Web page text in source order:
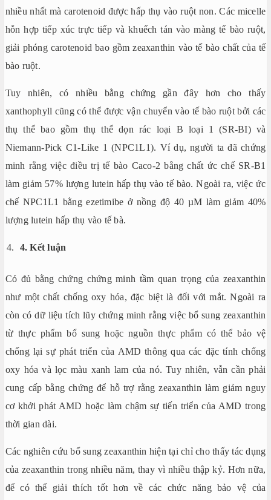
nhiều nhất mà carotenoid được hấp thụ vào ruột non. Các micelle
hỗn hợp tiếp xúc trực tiếp và khuếch tán vào màng tế bào ruột,
giải phóng carotenoid bao gồm zeaxanthin vào tế bào chất của tế
bào ruột.
Tuy nhiên, có nhiều bằng chứng gần đây hơn cho thấy
xanthophyll cũng có thể được vận chuyển vào tế bào ruột bởi các
thụ thể bao gồm thụ thể dọn rác loại B loại 1 (SR-BI) và
Niemann-Pick C1-Like 1 (NPC1L1). Ví dụ, người ta đã chứng
minh rằng việc điều trị tế bào Caco-2 bằng chất ức chế SR-B1
làm giảm 57% lượng lutein hấp thụ vào tế bào. Ngoài ra, việc ức
chế NPC1L1 bằng ezetimibe ở nồng độ 40 µM làm giảm 40%
lượng lutein hấp thụ vào tế bà.
4. Kết luận
Có đủ bằng chứng chứng minh tầm quan trọng của zeaxanthin
như một chất chống oxy hóa, đặc biệt là đối với mắt. Ngoài ra
còn có dữ liệu tích lũy chứng minh rằng việc bổ sung zeaxanthin
từ thực phẩm bổ sung hoặc nguồn thực phẩm có thể bảo vệ
chống lại sự phát triển của AMD thông qua các đặc tính chống
oxy hóa và lọc màu xanh lam của nó. Tuy nhiên, vẫn cần phải
cung cấp bằng chứng để hỗ trợ rằng zeaxanthin làm giảm nguy
cơ khởi phát AMD hoặc làm chậm sự tiến triển của AMD trong
thời gian dài.
Các nghiên cứu bổ sung zeaxanthin hiện tại chỉ cho thấy tác dụng
của zeaxanthin trong nhiều năm, thay vì nhiều thập kỷ. Hơn nữa,
để có thể giải thích tốt hơn về các chức năng bảo vệ của